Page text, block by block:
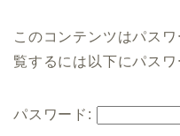
このコンテンツはパス
覧するには以下にパス
パスワード: